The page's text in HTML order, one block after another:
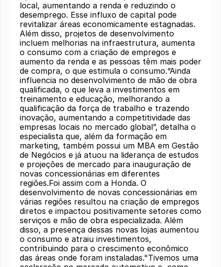
local, aumentando a renda e reduzindo o
desemprego. Esse influxo de capital pode
revitalizar áreas economicamente estagnadas.
Além disso, projetos de desenvolvimento
incluem melhorias na infraestrutura, aumenta
o consumo com a criação de empregos e
aumento da renda e as pessoas têm mais poder
de compra, o que estimula o consumo.“Ainda
influencia no desenvolvimento de mão de obra
qualificada, o que leva a investimentos em
treinamento e educação, melhorando a
qualificação da força de trabalho e trazendo
inovação, aumentando a competitividade das
empresas locais no mercado global”, detalha o
especialista que, além da formação em
marketing, também possui um MBA em Gestão
de Negócios e já atuou na liderança de estudos
e projeções de mercado para inauguração de
novas concessionárias em diferentes
regiões.Foi assim com a Honda. O
desenvolvimento de novas concessionárias em
várias regiões resultou na criação de empregos
diretos e impactou positivamente setores como
serviços e mão de obra especializada. Além
disso, a presença dessas novas lojas aumentou
o consumo e atraiu investimentos,
contribuindo para o crescimento econômico
das áreas onde foram instaladas."Tivemos uma